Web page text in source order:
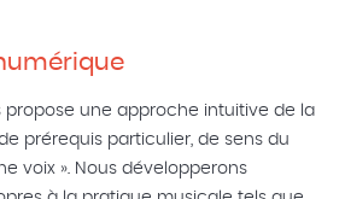
une approche intuitive de la
prérequis particulier, de sens du
voix ». Nous développerons